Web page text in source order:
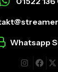
Whatsapp